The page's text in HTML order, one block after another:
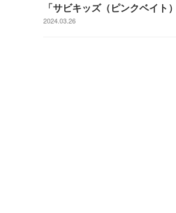
「サビキッズ（ピンクベイト
2024.03.26